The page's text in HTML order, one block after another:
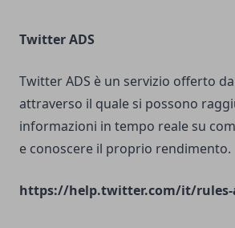
Twitter ADS
Twitter ADS è un servizio offerto
attraverso il quale si possono
informazioni in tempo reale su
e conoscere il proprio rendimento.
https://help.twitter.com/it/